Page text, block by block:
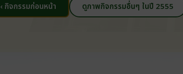
‹ กิจกรรมก่อนหน้า ดูภาพกิจกรรมอื่นๆ ในปี 2555